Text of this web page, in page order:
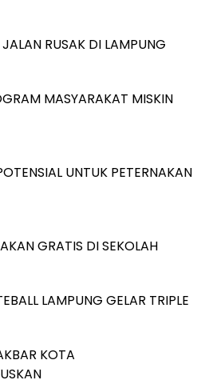
RUSAK DI LAMPUNG
MASYARAKAT MISKIN
UNTUK PETERNAKAN
GRATIS DI SEKOLAH
LAMPUNG GELAR TRIPLE
KOTA